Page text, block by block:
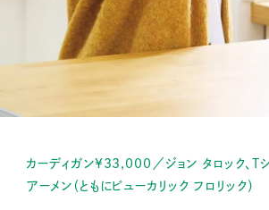
カーディガン¥33,000／ジョン タロック、
アーメン（ともにビューカリック フロリック）